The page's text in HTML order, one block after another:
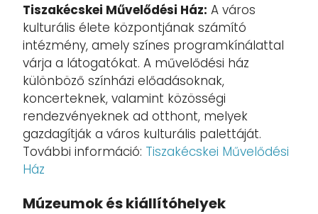
Tiszakécskei Művelődési Ház: A város
kulturális élete központjának számító
intézmény, amely színes programkínálattal
várja a látogatókat. A művelődési ház
különböző színházi előadásoknak,
koncerteknek, valamint közösségi
rendezvényeknek ad otthont, melyek
gazdagítják a város kulturális palettáját.
További információ: Tiszakécskei Művelődési
Ház
Múzeumok és kiállítóhelyek